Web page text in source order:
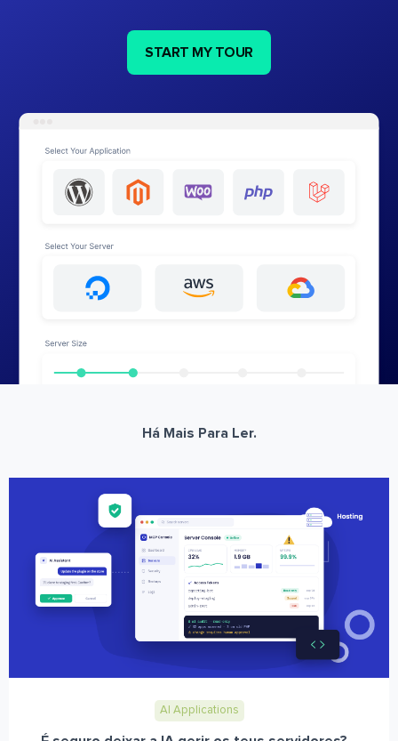
START MY TOUR
Há Mais Para Ler.
AI Applications